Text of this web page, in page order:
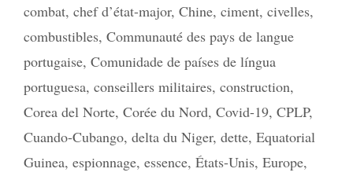
combat, chef d’état-major, Chine, ciment, civelles,
combustibles, Communauté des pays de langue
portugaise, Comunidade de países de língua
portuguesa, conseillers militaires, construction,
Corea del Norte, Corée du Nord, Covid-19, CPLP,
Cuando-Cubango, delta du Niger, dette, Equatorial
Guinea, espionnage, essence, États-Unis, Europe,